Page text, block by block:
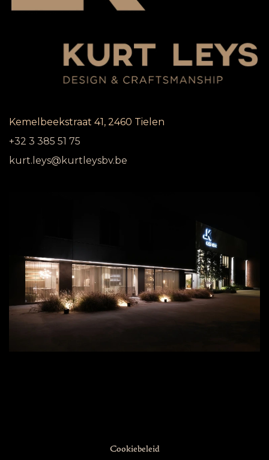
Kemelbeekstraat 41, 2460 Tielen
+32 3 385 51 75
kurt.leys@kurtleysbv.be
Cookiebeleid